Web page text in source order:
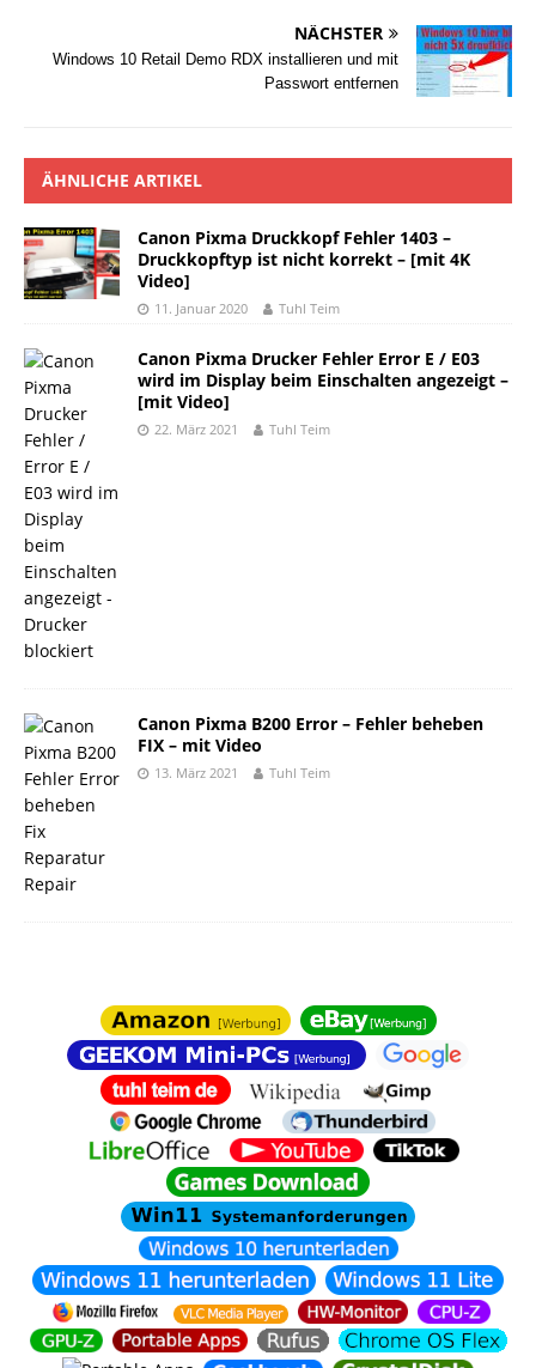
NÄCHSTER
Windows 10 Retail Demo RDX installieren und mit
Passwort entfernen
ÄHNLICHE ARTIKEL
Canon Pixma Druckkopf Fehler 1403 –
Druckkopftyp ist nicht korrekt – [mit 4K
Video]
11. Januar 2020 Tuhl Teim
Canon Pixma Drucker Fehler Error E / E03
wird im Display beim Einschalten angezeigt –
[mit Video]
22. März 2021 Tuhl Teim
Canon Pixma B200 Error – Fehler beheben
FIX – mit Video
13. März 2021 Tuhl Teim